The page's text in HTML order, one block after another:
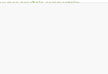
mon prochain commentaire.